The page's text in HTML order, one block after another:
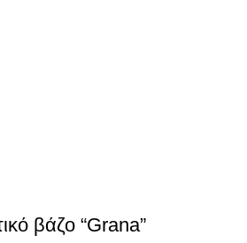
βάζο “Grana”